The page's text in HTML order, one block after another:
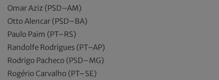
Omar Aziz (PSD–AM)
Otto Alencar (PSD–BA)
Paulo Paim (PT–RS)
Randolfe Rodrigues (PT–AP)
Rodrigo Pacheco (PSD–MG)
Rogério Carvalho (PT–SE)